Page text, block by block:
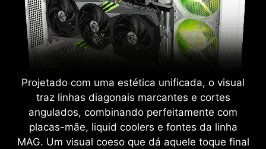
Projetado com uma estética unificada, o visual
traz linhas diagonais marcantes e cortes
angulados, combinando perfeitamente com
placas-mãe, liquid coolers e fontes da linha
MAG. Um visual coeso que dá aquele toque final